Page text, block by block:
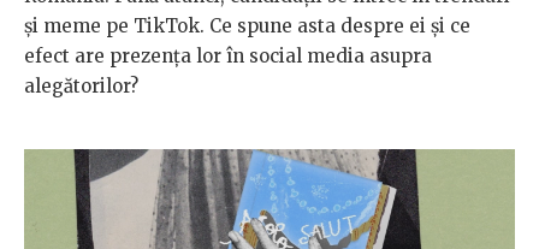
și meme pe TikTok. Ce spune asta despre ei și ce
efect are prezența lor în social media asupra
alegătorilor?